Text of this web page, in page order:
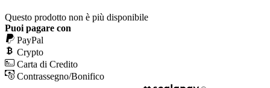
Questo prodotto non è più disponibile
Puoi pagare con
PayPal
Crypto
Carta di Credito
Contrassegno/Bonifico